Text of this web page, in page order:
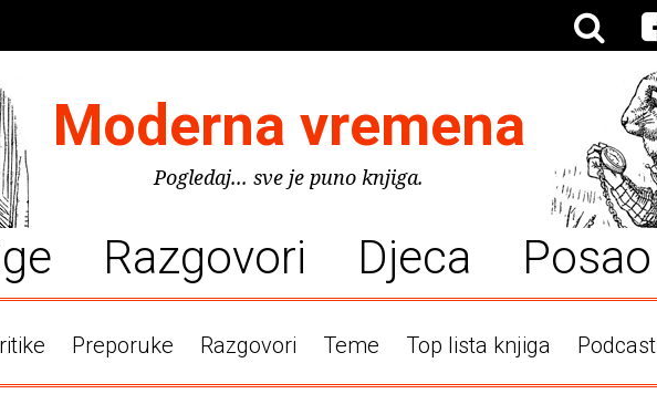
Moderna vremena
Pogledaj... sve je puno knjiga.
Razgovori Djeca Posao
Preporuke Razgovori Teme Top lista knjiga Podcast